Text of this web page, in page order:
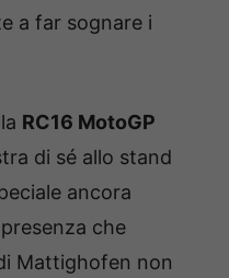
a far sognare i
RC16 MotoGP
di sé allo stand
ancora
che
Mattighofen non